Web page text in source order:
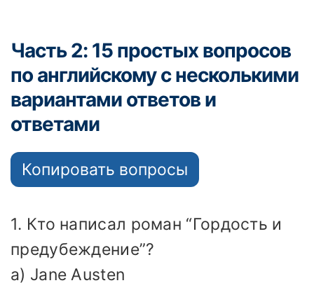
Часть 2: 15 простых вопросов
по английскому с несколькими
вариантами ответов и
ответами
Копировать вопросы
1. Кто написал роман “Гордость и
предубеждение”?
a) Jane Austen